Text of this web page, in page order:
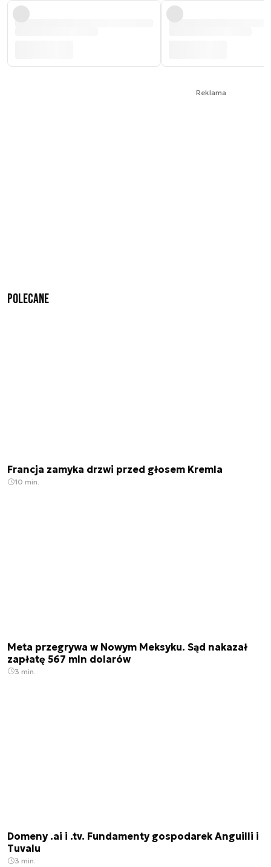
Reklama
Polecane
Francja zamyka drzwi przed głosem Kremla
10 min.
Meta przegrywa w Nowym Meksyku. Sąd nakazał
zapłatę 567 mln dolarów
3 min.
Domeny .ai i .tv. Fundamenty gospodarek Anguilli i
Tuvalu
3 min.